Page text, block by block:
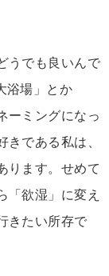
うでも良いんで
浴場」とか
ーミングになっ
である私は、
ります。せめて
「欲湿」に変え
きたい所存で